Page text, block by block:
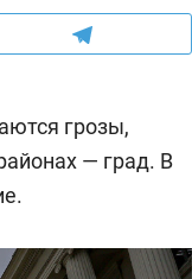
грозы,
— град. В